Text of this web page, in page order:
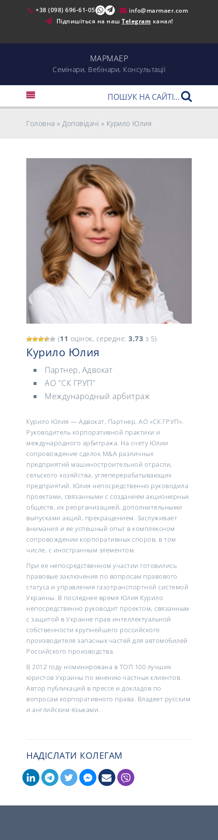
+38 (098) 696-61-05
info@marmaer.com
Підпишіться на наш Telegram канал!
МАРМАЕР
Cемінари, Вебінари, Консультації
Головна » Доповідачі » Курило Юлия
(11 оцінок, середнє: 3,73 з 5)
Курило Юлия
Партнер, Адвокат
АО "СК ГРУП"
Международный арбитраж
Курило Юлия — Адвокат, Партнер, АО «СК ГРУП».
Руководитель корпоративной практики и
международного арбитража. На счету Юлии
сопровождение сделок M&A различных
предприятий машиностроительной отрасли,
сельского хозяйства, углеперерабатывающих
предприятий. Юлия непосредственно руководила
проектами, связанными с созданием акционерных
обществ, их реорганизацией, дополнительными
выпусками акций, прекращением. Заслуживает
внимания и ее успешный опыт в комплексном
сопровождении корпоративных споров, в том
числе, с иностранным элементом.
При ее непосредственном участии готовились
правовые заключения по вопросам правового
статуса и управления газотранспортной системой
Украины. В последнее время Юлия Курило
непосредственно руководит проектом, связанным
с защитой в Украине прав интеллектуальной
собственности крупнейшего российского
производителя запасных частей для автомобилей
Российского производства.
В 2012 году номинирована в ТОП 100 лучших
юристов Украины по мнению частных клиентов.
Автор публикаций в прессе и докладов по
вопросам корпоративного права. Владеет русским
и английским языками.
НАДІСЛАТИ КОЛЕГАМ